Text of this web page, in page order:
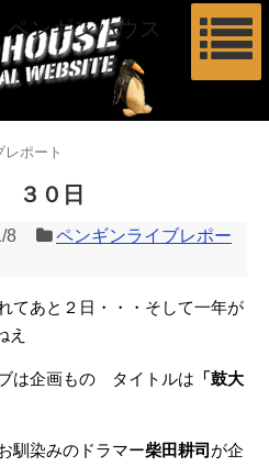
ンギンハウス
ポート
０日
8
ペンギンライブレポー
てあと２日・・・そして一年が
え
は企画もの タイトルは 「鼓大
馴染みのドラマー柴田耕司 が企